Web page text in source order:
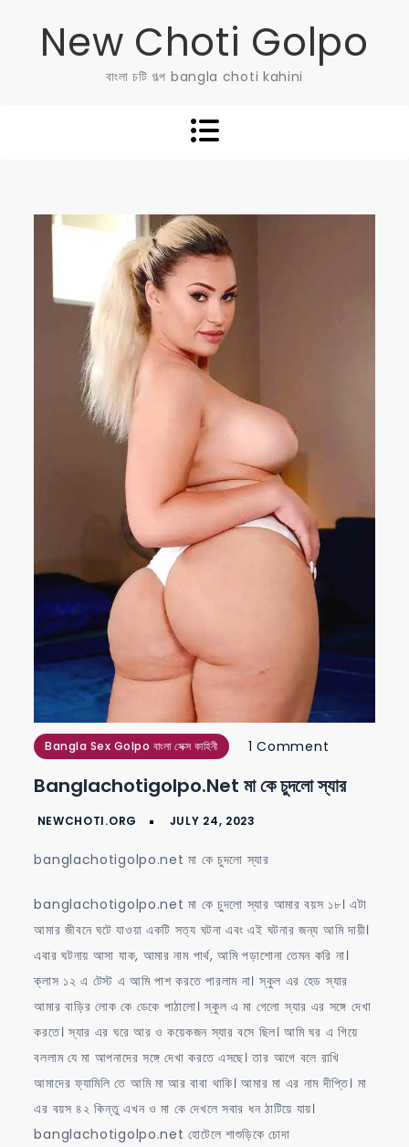
New Choti Golpo
বাংলা চটি গল্প bangla choti kahini
Bangla Sex Golpo বাংলা সেক্স কাহিনী 1 Comment
মা
Banglachotigolpo.net মা কে চুদলো স্যার
banglachotigolpo.net মা কে চুদলো স্যার
banglachotigolpo.net মা কে চুদলো স্যার আমার বয়স ১৮। এটা
আমার জীবনে ঘটে যাওয়া একটি সত্য ঘটনা এবং এই ঘটনার জন্য আমি দায়ী।
এবার ঘটনায় আসা যাক, আমার নাম পার্থ, আমি পড়াশোনা তেমন করি না।
ক্লাস ১২ এ টেস্ট এ আমি পাশ করতে পারলাম না। স্কুল এর হেড স্যার
আমার বাড়ির লোক কে ডেকে পাঠালো। স্কুল এ মা গেলো স্যার এর সঙ্গে দেখা
করতে। স্যার এর ঘরে আর ও কয়েকজন স্যার বসে ছিল। আমি ঘর এ গিয়ে
বললাম যে মা আপনাদের সঙ্গে দেখা করতে এসছে। তার আগে বলে রাখি
আমাদের ফ্যামিলি তে আমি মা আর বাবা থাকি। আমার মা এর নাম দীপ্তি। মা
এর বয়স ৪২ কিন্তু এখন ও মা কে দেখলে সবার ধন ঠাটিয়ে যায়।
banglachotigolpo.net হোটেলে শাশুড়িকে চোদা